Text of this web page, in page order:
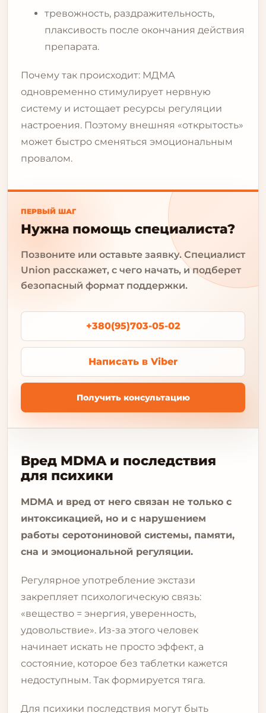
тревожность, раздражительность,
плаксивость после окончания действия
препарата.
Почему так происходит: МДМА
одновременно стимулирует нервную
систему и истощает ресурсы регуляции
настроения. Поэтому внешняя «открытость»
может быстро сменяться эмоциональным
провалом.
ПЕРВЫЙ ШАГ
Нужна помощь специалиста?
Позвоните или оставьте заявку. Специалист
Union расскажет, с чего начать, и подберет
безопасный формат поддержки.
+380(95)703-05-02
Написать в Viber
Получить консультацию
Вред MDMA и последствия
для психики
MDMA и вред от него связан не только с
интоксикацией, но и с нарушением
работы серотониновой системы, памяти,
сна и эмоциональной регуляции.
Регулярное употребление экстази
закрепляет психологическую связь:
«вещество = энергия, уверенность,
удовольствие». Из-за этого человек
начинает искать не просто эффект, а
состояние, которое без таблетки кажется
недоступным. Так формируется тяга.
Для психики последствия могут быть